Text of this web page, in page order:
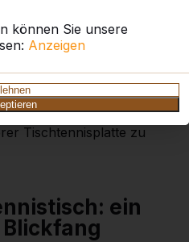
können Sie unsere
Anzeigen
ihre Ausmaße und ihre
sich. Mit einem
klassischen rechteckigen
jede Menge Möglichkeiten,
tolle Spiele auf dieser
Tischtennisplatte zu
ein